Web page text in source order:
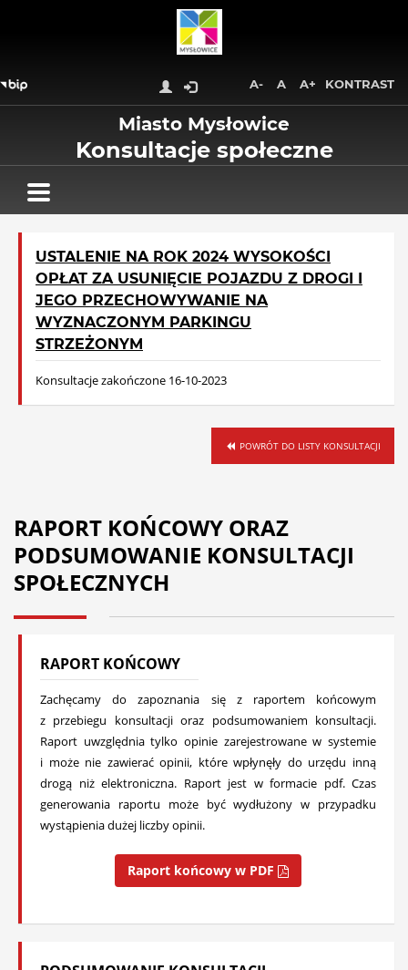
Wróć na początek strony
Przejdź do treści głównej
Przejdź do stopki
Przejdź do mapy serwisu
A- A A+ KONTRAST
Miasto Mysłowice
Konsultacje społeczne
USTALENIE NA ROK 2024 WYSOKOŚCI
OPŁAT ZA USUNIĘCIE POJAZDU Z DROGI I
JEGO PRZECHOWYWANIE NA
WYZNACZONYM PARKINGU
STRZEŻONYM
Konsultacje zakończone 16-10-2023
POWRÓT DO LISTY KONSULTACJI
RAPORT KOŃCOWY ORAZ
PODSUMOWANIE KONSULTACJI
SPOŁECZNYCH
RAPORT KOŃCOWY
Zachęcamy do zapoznania się z raportem końcowym
z przebiegu konsultacji oraz podsumowaniem konsultacji.
Raport uwzględnia tylko opinie zarejestrowane w systemie
i może nie zawierać opinii, które wpłynęły do urzędu inną
drogą niż elektroniczna. Raport jest w formacie pdf. Czas
generowania raportu może być wydłużony w przypadku
wystąpienia dużej liczby opinii.
Raport końcowy w PDF